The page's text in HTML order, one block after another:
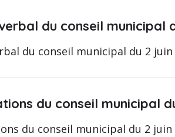
du conseil municipal
du conseil municipal du 2 juin
du conseil municipal
du conseil municipal du 2